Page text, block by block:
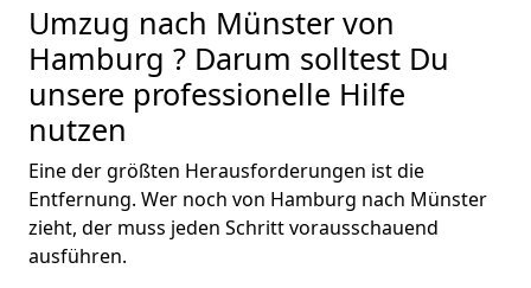
Umzug nach Münster von
Hamburg ? Darum solltest Du
unsere professionelle Hilfe
nutzen
Eine der größten Herausforderungen ist die
Entfernung. Wer noch von Hamburg nach Münster
zieht, der muss jeden Schritt vorausschauend
ausführen.